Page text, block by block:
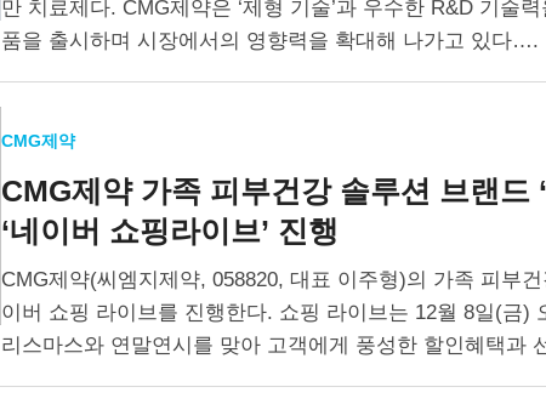
만 치료제다. CMG제약은 ‘제형 기술’과 우수한 R&D 기술
품을 출시하며 시장에서의 영향력을 확대해 나가고 있다….
CMG제약
CMG제약 가족 피부건강 솔루션 브랜드
‘네이버 쇼핑라이브’ 진행
CMG제약(씨엠지제약, 058820, 대표 이주형)의 가족 피부건
이버 쇼핑 라이브를 진행한다. 쇼핑 라이브는 12월 8일(금)
리스마스와 연말연시를 맞아 고객에게 풍성한 할인혜택과